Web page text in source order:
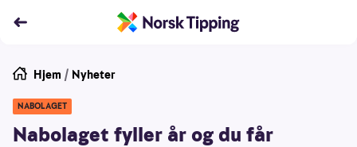
Hjem / Nyheter
NABOLAGET
Nabolaget fyller år og du får